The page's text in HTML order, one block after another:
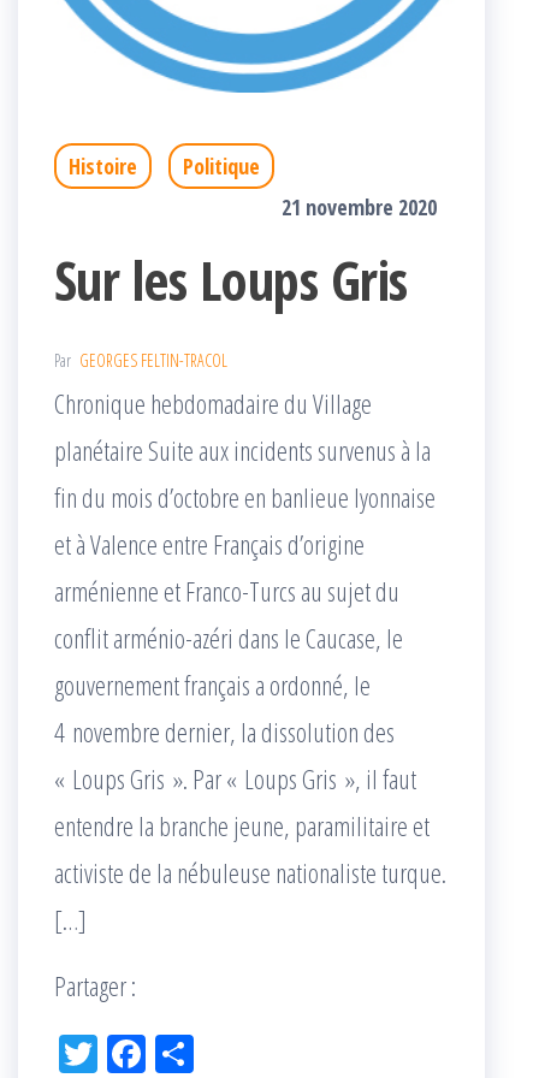
Histoire
Politique
21 novembre 2020
Sur les Loups Gris
Par GEORGES FELTIN-TRACOL
Chronique hebdomadaire du Village
planétaire Suite aux incidents survenus à la
fin du mois d’octobre en banlieue lyonnaise
et à Valence entre Français d’origine
arménienne et Franco-Turcs au sujet du
conflit arménio-azéri dans le Caucase, le
gouvernement français a ordonné, le
4 novembre dernier, la dissolution des
« Loups Gris ». Par « Loups Gris », il faut
entendre la branche jeune, paramilitaire et
activiste de la nébuleuse nationaliste turque.
[…]
Partager :
Tw Fac